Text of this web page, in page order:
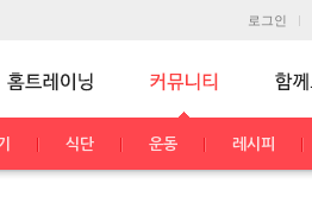
로그인
식단 운동 레시피